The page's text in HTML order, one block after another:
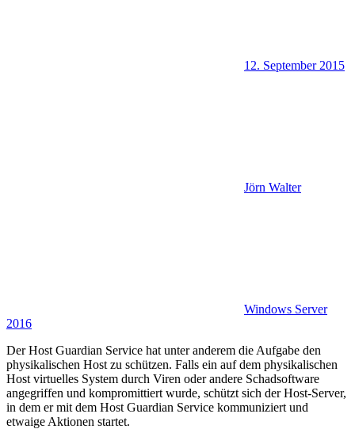
12. September 2015
Jörn Walter
Windows Server
2016
Der Host Guardian Service hat unter anderem die Aufgabe den
physikalischen Host zu schützen. Falls ein auf dem physikalischen
Host virtuelles System durch Viren oder andere Schadsoftware
angegriffen und kompromittiert wurde, schützt sich der Host-Server,
in dem er mit dem Host Guardian Service kommuniziert und
etwaige Aktionen startet.